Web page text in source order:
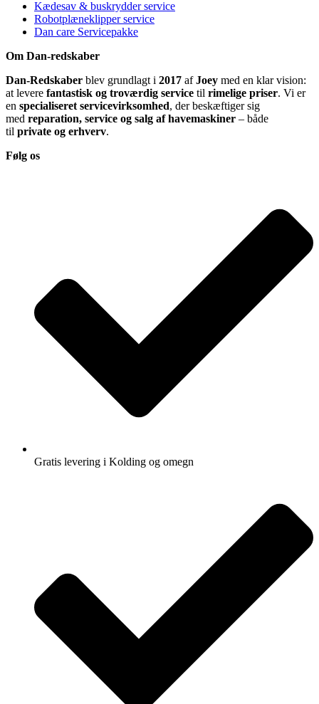
Kædesav & buskrydder service
Robotplæneklipper service
Dan care Servicepakke
Om Dan-redskaber
Dan-Redskaber blev grundlagt i 2017 afJoey med en klar vision:
at levere fantastisk og troværdig service til rimelige priser. Vi er
en specialiseret servicevirksomhed, der beskæftiger sig
med reparation, service og salg af havemaskiner – både
til private og erhverv.
Følg os
Gratis levering i Kolding og omegn